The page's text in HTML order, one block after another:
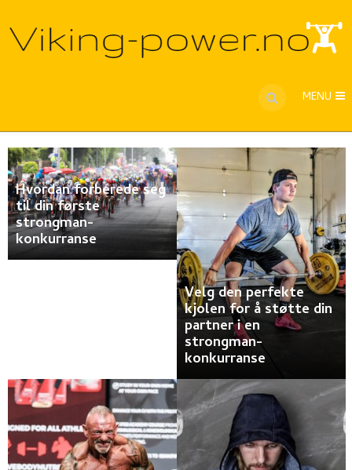
MENU
Hvordan forberede seg
til din første
strongman-
konkurranse
Velg den perfekte
kjolen for å støtte din
partner i en
strongman-
konkurranse